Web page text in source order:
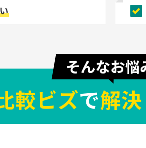
較ビズで解決